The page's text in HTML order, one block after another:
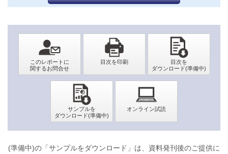
(準備中)の「サンプルをダウンロード」は、資料発刊後のご提供に